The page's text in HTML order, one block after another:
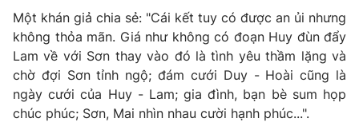
Sản phẩm
Thị trường
Tư vấn
Giao lưu trực tuyến
Lịch phát sóng
Chuyên mục khác
Một khán giả chia sẻ: "Cái kết tuy có được an ủi nhưng
không thỏa mãn. Giá như không có đoạn Huy đùn đẩy
Lam về với Sơn thay vào đó là tình yêu thầm lặng và
chờ đợi Sơn tỉnh ngộ; đám cưới Duy - Hoài cũng là
ngày cưới của Huy - Lam; gia đình, bạn bè sum họp
chúc phúc; Sơn, Mai nhìn nhau cười hạnh phúc...".